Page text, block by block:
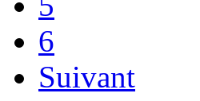
6
Suivant